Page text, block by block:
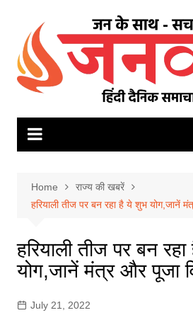
content
Home
राज्य की खबरें
हरियाली तीज पर बन रहा है ये शुभ योग,जानें
हरियाली तीज पर बन
योग,जानें मंत्र और पूजा
July 21, 2022